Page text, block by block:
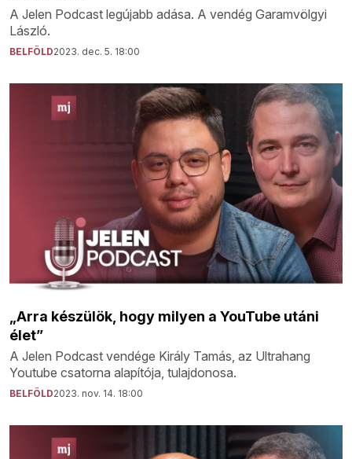
A Jelen Podcast legújabb adása. A vendég Garamvölgyi
László.
BELFÖLD2023. dec. 5. 18:00
„Arra készülök, hogy milyen a YouTube utáni
élet”
A Jelen Podcast vendége Király Tamás, az Ultrahang
Youtube csatorna alapítója, tulajdonosa.
BELFÖLD2023. nov. 14. 18:00